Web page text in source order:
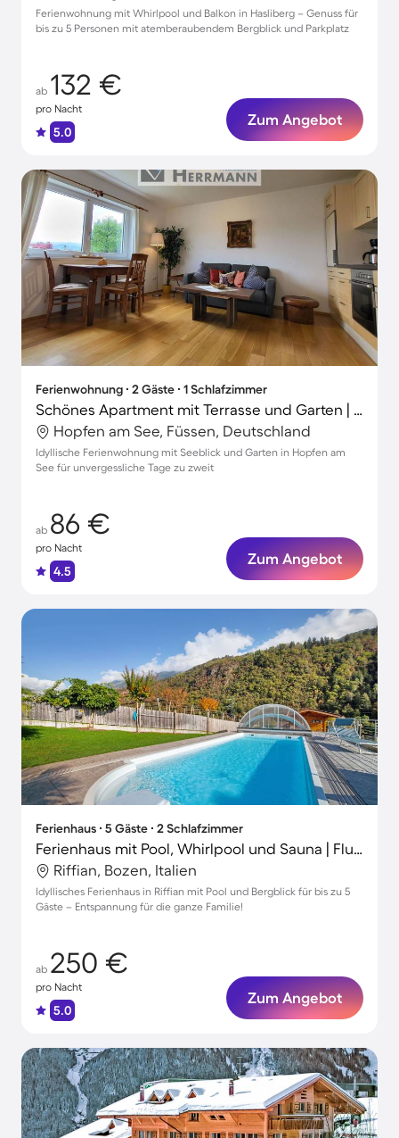
Ferienwohnung mit Whirlpool und Balkon in Hasliberg – Genuss für
bis zu 5 Personen mit atemberaubendem Bergblick und Parkplatz
ab 132 €
pro Nacht
5.0
Zum Angebot
Ferienwohnung ∙ 2 Gäste ∙ 1 Schlafzimmer
Schönes Apartment mit Terrasse und Garten | Seeblick | Hunde erlaubt
Hopfen am See, Füssen, Deutschland
Idyllische Ferienwohnung mit Seeblick und Garten in Hopfen am
See für unvergessliche Tage zu zweit
ab 86 €
pro Nacht
4.5
Zum Angebot
Ferienhaus ∙ 5 Gäste ∙ 2 Schlafzimmer
Ferienhaus mit Pool, Whirlpool und Sauna | Flussblick | Ideal für Homeoffice
Riffian, Bozen, Italien
Idyllisches Ferienhaus in Riffian mit Pool und Bergblick für bis zu 5
Gäste – Entspannung für die ganze Familie!
ab 250 €
pro Nacht
5.0
Zum Angebot